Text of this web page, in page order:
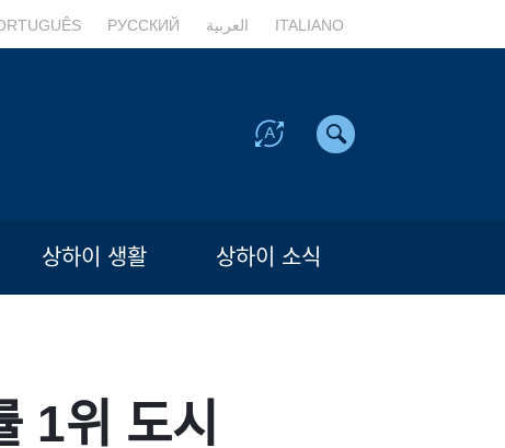
РУССКИЙ العربية ITALIANO
상하이 생활 상하이 소식
1위 도시